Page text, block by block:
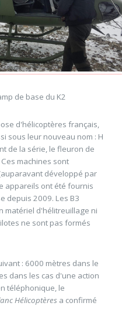
de base du K2
d'hélicoptères français,
sous leur nouveau nom : H
de la série, le fleuron de
machines sont
développé par
appareils ont été fournis
depuis 2009. Les B3
matériel d'hélitreuillage ni
ne sont pas formés
: 6000 mètres dans le
dans les cas d'une action
téléphonique, le
Hélicoptèresa confirmé